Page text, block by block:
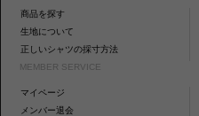
商品を探す
生地について
正しいシャツの採寸方法
MEMBER SERVICE
マイページ
メンバー退会